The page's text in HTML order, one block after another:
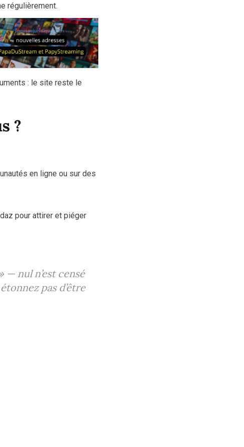
régulièrement.
: le site reste le
?
en ligne ou sur des
pour attirer et piéger
— nul n’est censé
pas d’être